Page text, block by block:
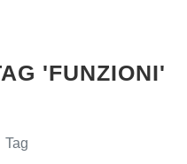
'FUNZIONI'
Tag